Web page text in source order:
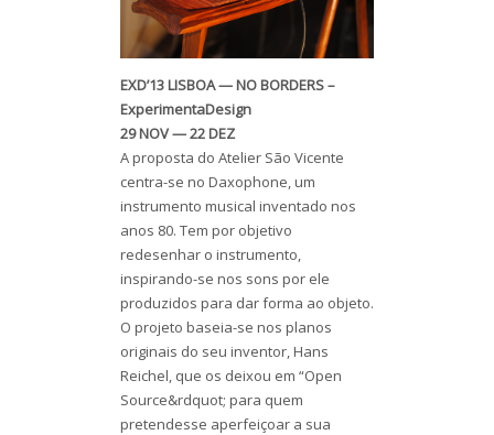
EXD’13 LISBOA — NO BORDERS –
ExperimentaDesign
29 NOV — 22 DEZ
A proposta do Atelier São Vicente
centra-se no Daxophone, um
instrumento musical inventado nos
anos 80. Tem por objetivo
redesenhar o instrumento,
inspirando-se nos sons por ele
produzidos para dar forma ao objeto.
O projeto baseia-se nos planos
originais do seu inventor, Hans
Reichel, que os deixou em “Open
Source&rdquot; para quem
pretendesse aperfeiçoar a sua